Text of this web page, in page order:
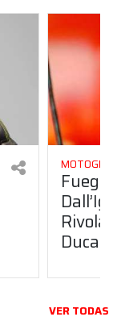
MOTOGP
Ducati
VER TODAS